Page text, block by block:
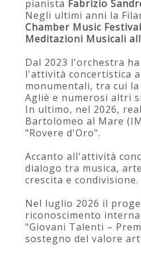
pianista Fabrizio
Negli ultimi anni la
Chamber Music Festival
Meditazioni Musicali
Dal 2023 l'orchestra
l'attività concertistica
monumentali, tra cui
Agliè e numerosi altri
In ultimo, nel 2026,
Bartolomeo al Mare
"Rovere d'Oro".
Accanto all'attività
dialogo tra musica,
crescita e condivisione.
Nel luglio 2026 il
riconoscimento
"Giovani Talenti –
sostegno del valore